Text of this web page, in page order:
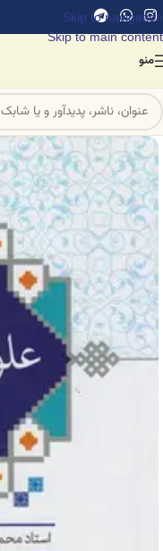
Skip to navigation
Skip to main content
منو